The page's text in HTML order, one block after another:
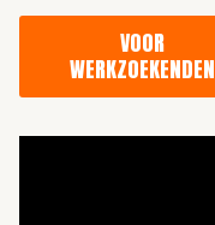
VOOR
WERKZOEKENDEN